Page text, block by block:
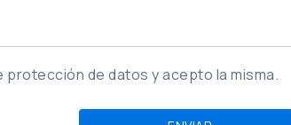
de datos y acepto la misma.